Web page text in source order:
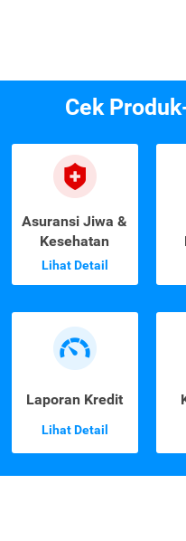
Cek
Asuransi Jiwa &
Kesehatan
Lihat Detail
Laporan Kredit
Lihat Detail